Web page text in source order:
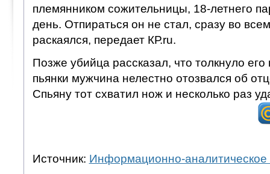
племянником сожительницы, 18-летнего
день. Отпираться он не стал, сразу во
раскаялся, передает КР.ru.
Позже убийца рассказал, что толкнуло
пьянки мужчина нелестно отозвался об
Спьяну тот схватил нож и несколько раз
Источник: Информационно-аналитическое